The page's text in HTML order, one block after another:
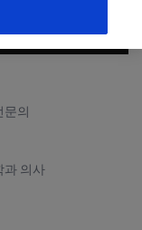
문의
과 의사